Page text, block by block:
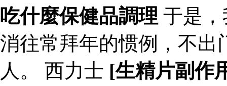
吃什麼保健品調理 于是
消往常拜年的惯例，不出
人。 西力士 [生精片副作